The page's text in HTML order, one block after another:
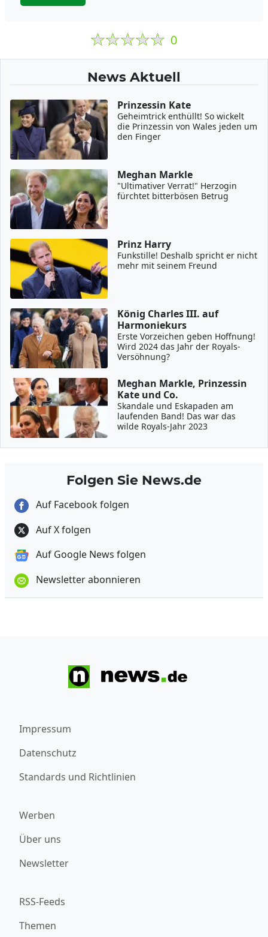
0
News Aktuell
Prinzessin Kate
Geheimtrick enthüllt! So wickelt
die Prinzessin von Wales jeden um
den Finger
Meghan Markle
"Ultimativer Verrat!" Herzogin
fürchtet bitterbösen Betrug
Prinz Harry
Funkstille! Deshalb spricht er nicht
mehr mit seinem Freund
König Charles III. auf
Harmoniekurs
Erste Vorzeichen geben Hoffnung!
Wird 2024 das Jahr der Royals-
Versöhnung?
Meghan Markle, Prinzessin
Kate und Co.
Skandale und Eskapaden am
laufenden Band! Das war das
wilde Royals-Jahr 2023
Folgen Sie News.de
Auf Facebook folgen
Auf X folgen
Auf Google News folgen
Newsletter abonnieren
Impressum
Datenschutz
Standards und Richtlinien
Werben
Über uns
Newsletter
RSS-Feeds
Themen